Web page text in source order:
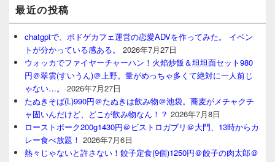
最近の投稿
chatgptで、ボドゲカフェ運営の恋愛ADVを作ってみた。 イベン
トが分かっている感ある。
2026年7月27日
ウォッカでファイヤーチャーハン！火焰炒飯＆坦坦面セット980
円＠翠雲(すいうん)＠上野。量がめっちゃ多くて絶対に一人前じ
ゃない…。
2026年7月27日
たぬきそば(L)990円＠たぬきは飲み物＠池袋。蕎麦がメチャクチ
ャ固いんだけど、どこが飲み物なん！？ 2026年7月8日
ローストポーク200g1430円＠ビストロガブリ＠大門、13時からカ
レー食べ放題！ 2026年7月6日
熱々じゃないと許さない！餃子定食(9個)1250円＠餃子の肉太郎＠